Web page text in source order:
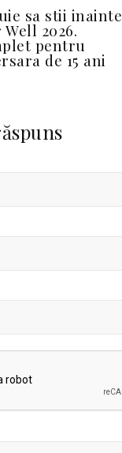
sa stii inainte
2026.
pentru
de 15 ani